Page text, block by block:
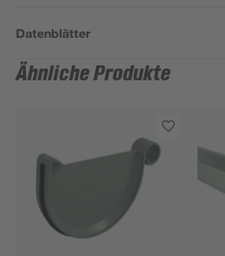
Datenblätter
Ähnliche Produkte